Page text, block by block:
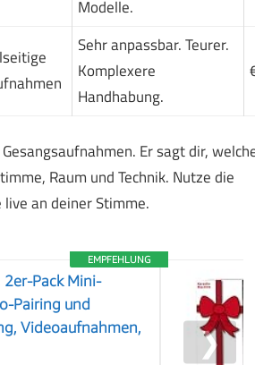
Modelle.
Sehr anpassbar. Teurer.
Komplexere
Handhabung.
Er sagt dir,
Raum und Technik. Nutze die
an deiner Stimme.
EMPFEHLUNG
Pack Mini-
Pairing und
Videoaufnahmen,
❯